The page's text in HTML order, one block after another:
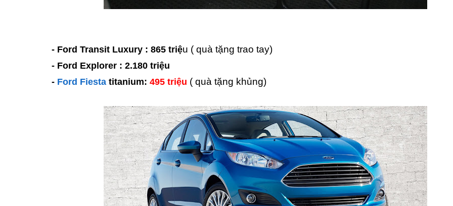
- Ford Transit Luxury : 865 triệu ( quà tặng trao tay)
- Ford Explorer : 2.180 triệu
- Ford Fiesta titanium: 495 triệu ( quà tặng khủng)